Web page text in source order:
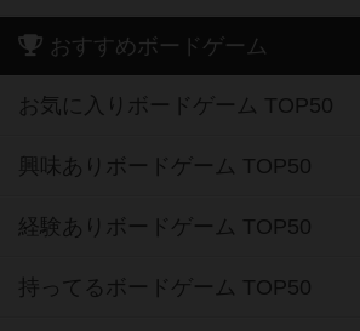
おすすめボードゲーム
お気に入りボードゲーム TOP50
興味ありボードゲーム TOP50
経験ありボードゲーム TOP50
持ってるボードゲーム TOP50